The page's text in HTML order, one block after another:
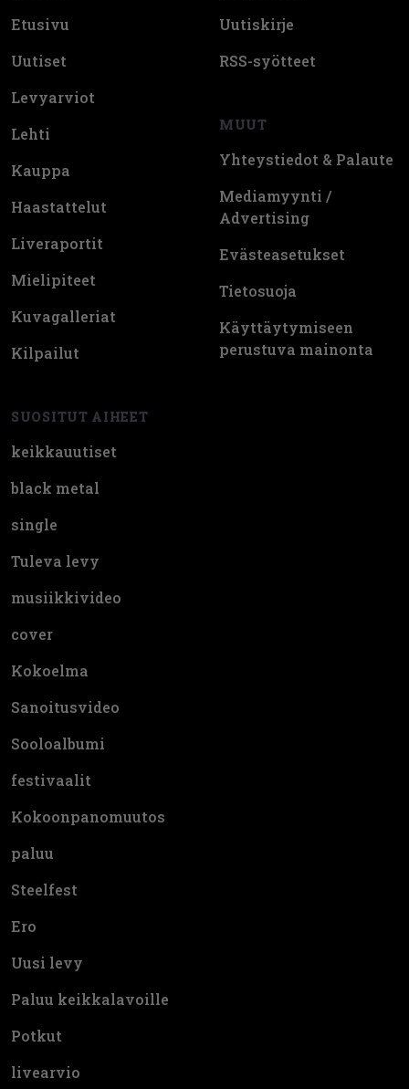
Etusivu
Uutiset
Levyarviot
Lehti
Kauppa
Haastattelut
Liveraportit
Mielipiteet
Kuvagalleriat
Kilpailut
SUOSITUT AIHEET
keikkauutiset
black metal
single
Tuleva levy
musiikkivideo
cover
Kokoelma
Sanoitusvideo
Sooloalbumi
festivaalit
Kokoonpanomuutos
paluu
Steelfest
Ero
Uusi levy
Paluu keikkalavoille
Potkut
livearvio
Uutiskirje
RSS-syötteet
MUUT
Yhteystiedot & Palaute
Mediamyynti /
Advertising
Evästeasetukset
Tietosuoja
Käyttäytymiseen
perustuva mainonta